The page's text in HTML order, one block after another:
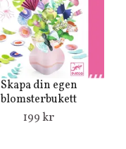
Skapa din egen
blomsterbukett
199 kr